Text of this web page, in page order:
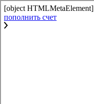
[object HTMLMetaElement]
пополнить счет